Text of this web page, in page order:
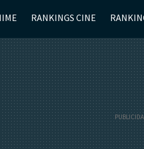
RANKINGS CINE